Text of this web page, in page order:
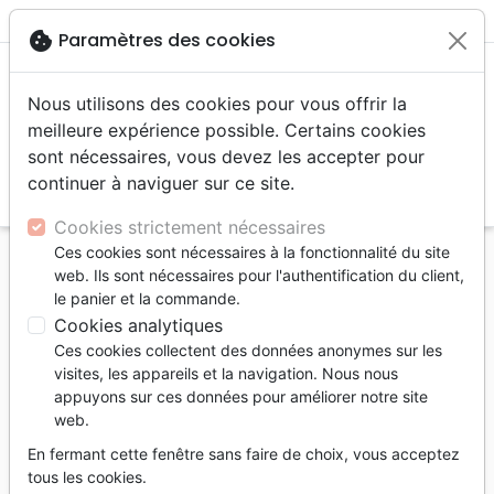
menu
Accueil Auteurs Newbell Trillia
Trillia Newbell
Liste des produits par auteur
Filtrertune
6 - 9 ans Jeunesse 6 à 9 ans
cookie Paramètres des cookies
Nous utilisons des cookies pour vous offrir la
meilleure expérience possible. Certains cookies
sont nécessaires, vous devez les accepter pour
continuer à naviguer sur ce site.
Cookies strictement nécessaires
Ces cookies sont nécessaires à la fonctionnalité du site
web. Ils sont nécessaires pour l'authentification du client,
le panier et la commande.
Cookies analytiques
Ces cookies collectent des données anonymes sur les
visites, les appareils et la navigation. Nous nous
appuyons sur ces données pour améliorer notre site
web.
En fermant cette fenêtre sans faire de choix, vous acceptez
tous les cookies.